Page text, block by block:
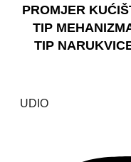
PROMJER
TIP
TIP
UDIO